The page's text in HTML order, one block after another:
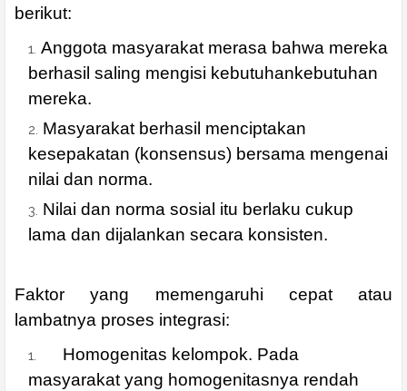
berikut:
Anggota masyarakat merasa bahwa mereka
berhasil saling mengisi kebutuhankebutuhan
mereka.
Masyarakat berhasil menciptakan
kesepakatan (konsensus) bersama mengenai
nilai dan norma.
Nilai dan norma sosial itu berlaku cukup
lama dan dijalankan secara konsisten.
Faktor yang memengaruhi cepat atau
lambatnya proses integrasi:
Homogenitas kelompok. Pada
masyarakat yang homogenitasnya rendah